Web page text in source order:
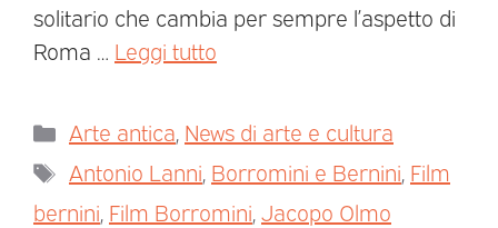
solitario che cambia per sempre l’aspetto di
Roma … Leggi tutto
Arte antica News di arte e cultura
Antonio Lanni Borromini e Bernini Film
bernini Film Borromini Jacopo Olmo